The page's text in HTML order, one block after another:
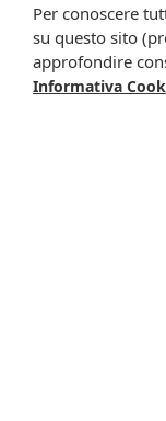
Per conoscere
su questo sito
approfondire
Informativa